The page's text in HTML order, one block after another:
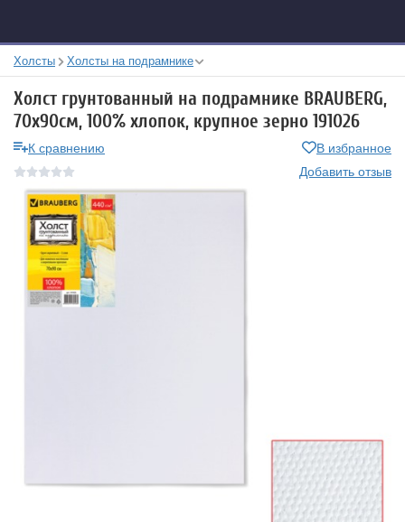
Холсты Холсты на подрамнике
Холст грунтованный на подрамнике BRAUBERG,
70х90см, 100% хлопок, крупное зерно 191026
К сравнению
В избранное
Добавить отзыв